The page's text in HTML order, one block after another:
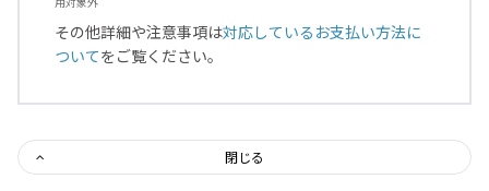
その他詳細や注意事項は対応しているお支払い方法に
ついてをご覧ください。
閉じる